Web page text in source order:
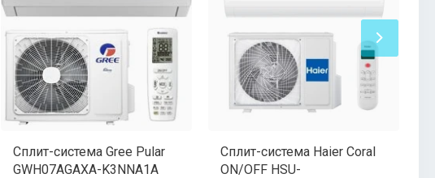
Сплит-система Gree Pular
GWH07AGAXA-K3NNA1A
Сплит-система Haier Coral
ON/OFF HSU-